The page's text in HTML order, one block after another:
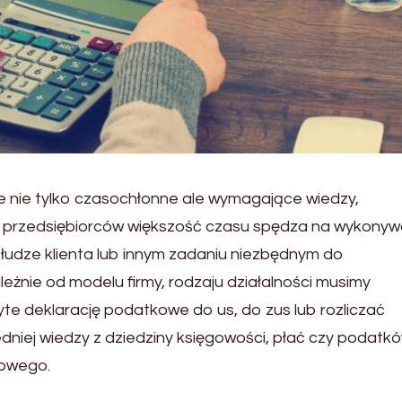
tylko czasochłonne ale wymagające wiedzy,
większość czasu spędza na
klienta lub innym zadaniu niezbędnym do
od modelu firmy, rodzaju działalności musimy
deklarację podatkowe do us, do zus lub rozliczać
wiedzy z dziedziny księgowości, płać czy